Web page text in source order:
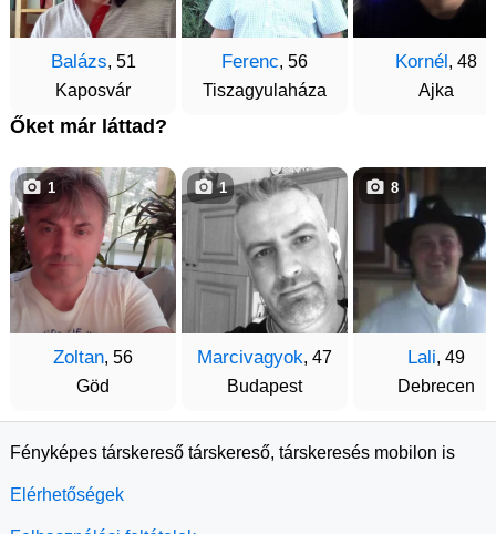
Balázs, 51
Kaposvár
Ferenc, 56
Tiszagyulaháza
Kornél, 48
Ajka
Őket már láttad?
Zoltan, 56
Göd
1
Marcivagyok, 47
Budapest
1
Lali, 49
Debrecen
8
Fényképes társkereső társkereső, társkeresés mobilon is
Elérhetőségek